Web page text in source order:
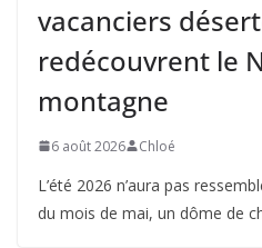
vacanciers
redécouvrent le
montagne
6 août 2026 Chloé
L’été 2026 n’aura pas
du mois de mai, un dôme de